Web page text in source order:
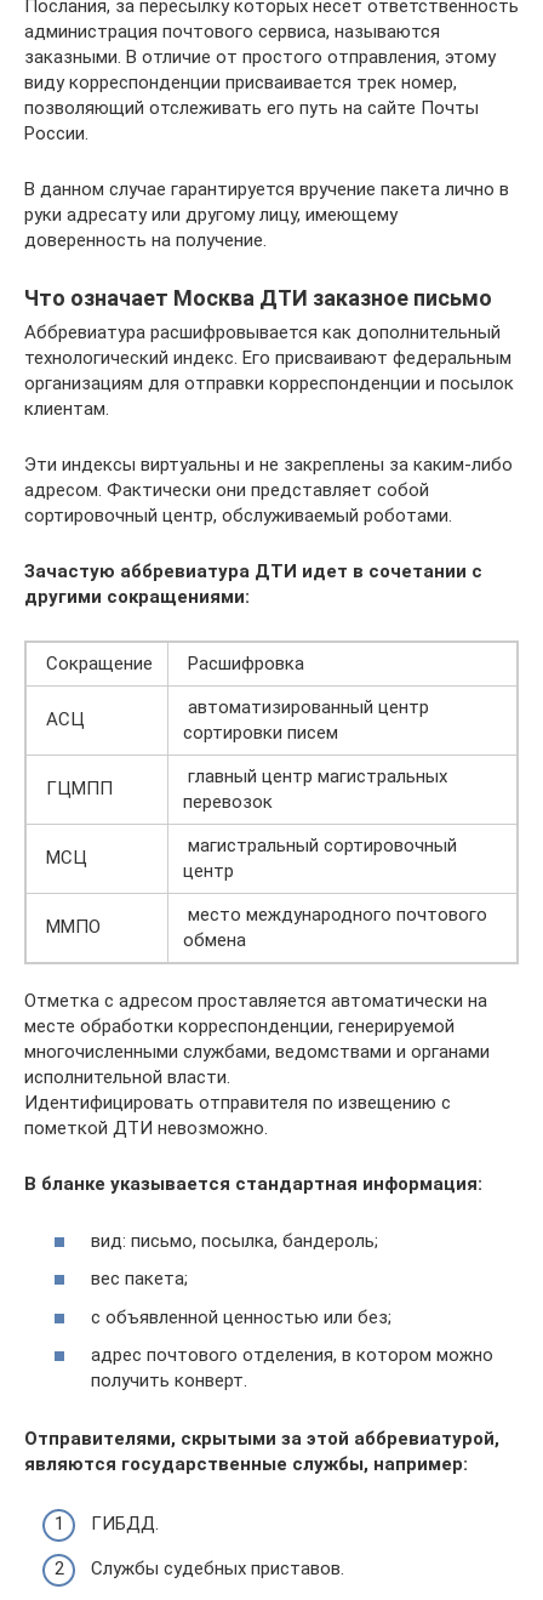
Послания, за пересылку которых несет ответственность
администрация почтового сервиса, называются
заказными. В отличие от простого отправления, этому
виду корреспонденции присваивается трек номер,
позволяющий отслеживать его путь на сайте Почты
России.
В данном случае гарантируется вручение пакета лично в
руки адресату или другому лицу, имеющему
доверенность на получение.
Что означает Москва ДТИ заказное письмо
Аббревиатура расшифровывается как дополнительный
технологический индекс. Его присваивают федеральным
организациям для отправки корреспонденции и посылок
клиентам.
Эти индексы виртуальны и не закреплены за каким-либо
адресом. Фактически они представляет собой
сортировочный центр, обслуживаемый роботами.
Зачастую аббревиатура ДТИ идет в сочетании с
другими сокращениями:
Сокращение Расшифровка
АСЦ
автоматизированный центр
сортировки писем
ГЦМПП
главный центр магистральных
перевозок
МСЦ
магистральный сортировочный
центр
ММПО
место международного почтового
обмена
Отметка с адресом проставляется автоматически на
месте обработки корреспонденции, генерируемой
многочисленными службами, ведомствами и органами
исполнительной власти.
Идентифицировать отправителя по извещению с
пометкой ДТИ невозможно.
В бланке указывается стандартная информация:
вид: письмо, посылка, бандероль;
вес пакета;
с объявленной ценностью или без;
адрес почтового отделения, в котором можно
получить конверт.
Отправителями, скрытыми за этой аббревиатурой,
являются государственные службы, например:
ГИБДД.
Службы судебных приставов.